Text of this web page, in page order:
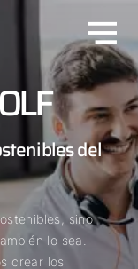
del
sino
lo sea.
crear los